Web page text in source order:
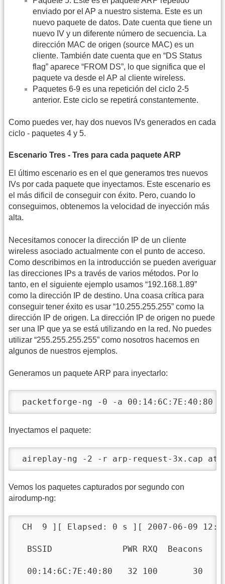
enviado por el AP a nuestro sistema. Este es un
nuevo paquete de datos. Date cuenta que tiene un
nuevo IV y un diferente número de secuencia. La
dirección MAC de origen (source MAC) es un
cliente. También date cuenta que en “DS Status
flag” aparece “FROM DS”, lo que significa que el
paquete va desde el AP al cliente wireless.
Paquetes 6-9 es una repetición del ciclo 2-5
anterior. Este ciclo se repetirá constantemente.
Como puedes ver, hay dos nuevos IVs generados en cada
ciclo - paquetes 4 y 5.
Escenario Tres - Tres para cada paquete ARP
El último escenario es en el que generamos tres nuevos
IVs por cada paquete que inyectamos. Este escenario es
el más dificil de conseguir con éxito. Pero, cuando lo
conseguimos, obtenemos la velocidad de inyección más
alta.
Necesitamos conocer la dirección IP de un cliente
wireless asociado actualmente con el punto de acceso.
Como describimos en la introducción se pueden averiguar
las direcciones IPs a través de varios métodos. Por lo
tanto, en el siguiente ejemplo usamos “192.168.1.89”
como la dirección IP de destino. Una coasa crítica para
conseguir tener éxito es usar “10.255.255.255” como la
dirección IP de origen. La dirección IP de origen no puede
ser una IP que ya se está utilizando en la red. No puedes
utilizar “255.255.255.255” como nosotros hacemos en
algunos de nuestros ejemplos.
Generamos un paquete ARP para inyectarlo:
packetforge-ng -0 -a 00:14:6C:7E:40:80
Inyectamos el paquete:
aireplay-ng -2 -r arp-request-3x.cap
Vemos los paquetes capturados por segundo con
airodump-ng:
CH  9 ][ Elapsed: 0
BSSID              PWR RXQ  Beacons
00:14:6C:7E:40:80   32 100